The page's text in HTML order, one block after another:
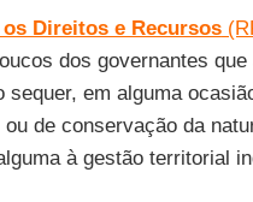
Direitos e Recursos
dos governantes que
em alguma
de conservação da
à gestão territorial